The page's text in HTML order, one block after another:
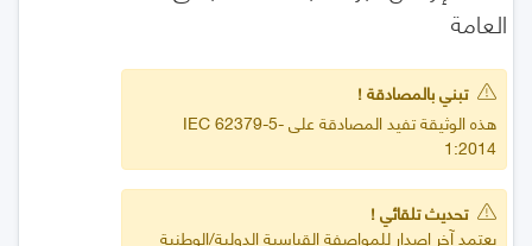
العامة
تبني بالمصادقة !
هذه الوثيقة تفيد المصادقة على IEC 62379-5-
1:2014
تحديث تلقائي !
يعتمد آخر إصدار للمواصفة القياسية الدولية/الوطنية